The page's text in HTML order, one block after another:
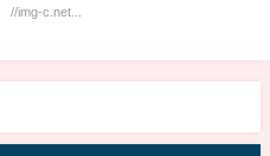
//img-c.net...